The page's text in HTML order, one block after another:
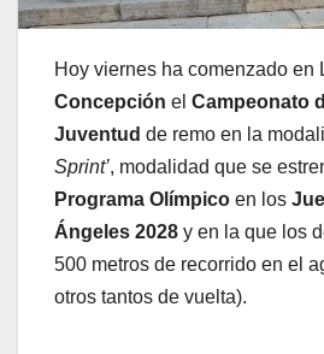
Hoy viernes ha comenzado en
Concepción el Campeonato
Juventud de remo en la
Sprint’, modalidad que se
Programa Olímpico en los
Ángeles 2028 y en la que los
500 metros de recorrido en el
otros tantos de vuelta).